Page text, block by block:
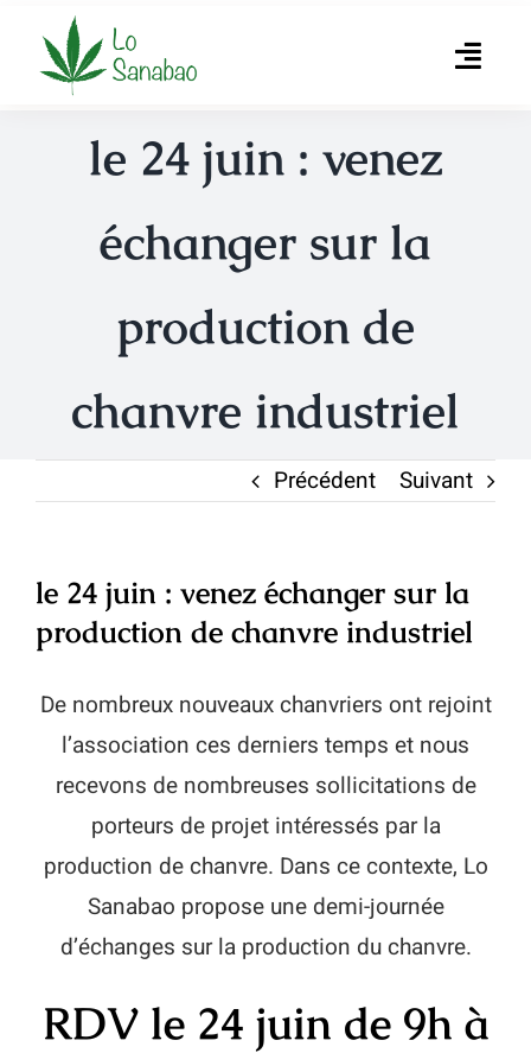
contenu
Accueil
Produits
Producteurs
Actualités
Contact
le 24 juin : venez
échanger sur la
production de
chanvre industriel
Précédent Suivant
le 24 juin : venez échanger sur la
production de chanvre industriel
De nombreux nouveaux chanvriers ont rejoint
l’association ces derniers temps et nous
recevons de nombreuses sollicitations de
porteurs de projet intéressés par la
production de chanvre. Dans ce contexte, Lo
Sanabao propose une demi-journée
d’échanges sur la production du chanvre.
RDV le 24 juin de 9h à